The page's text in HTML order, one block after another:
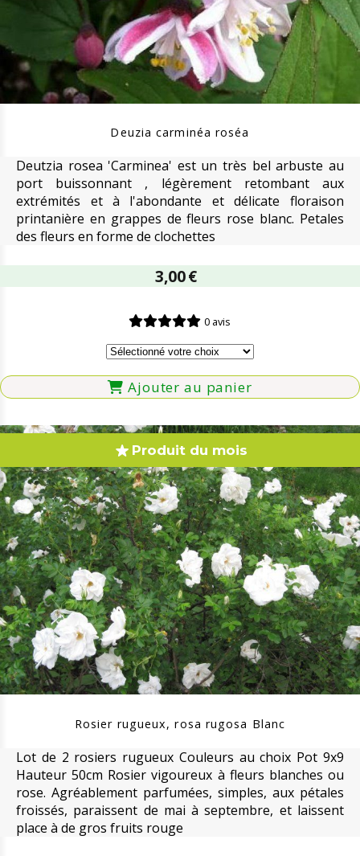
Deuzia carminéa roséa
Deutzia rosea 'Carminea' est un très bel arbuste au
port buissonnant , légèrement retombant aux
extrémités et à l'abondante et délicate floraison
printanière en grappes de fleurs rose blanc. Petales
des fleurs en forme de clochettes
3,00€
0 avis
Ajouter au panier
Rosier rugueux, rosa rugosa Blanc
Lot de 2 rosiers rugueux Couleurs au choix Pot 9x9
Hauteur 50cm Rosier vigoureux à fleurs blanches ou
rose. Agréablement parfumées, simples, aux pétales
froissés, paraissent de mai à septembre, et laissent
place à de gros fruits rouge
Produit du mois